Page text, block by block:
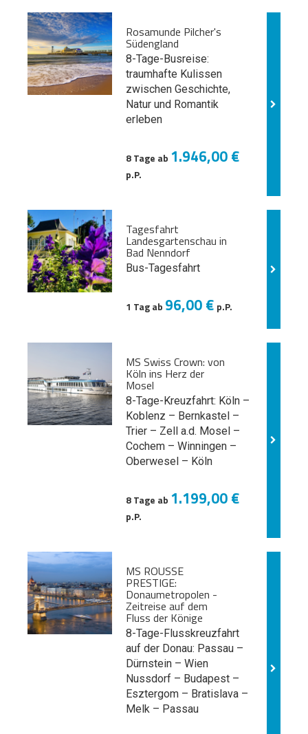
Rosamunde Pilcher's
Südengland
8-Tage-Busreise:
traumhafte Kulissen
zwischen Geschichte,
Natur und Romantik
erleben
8 Tage ab 1.946,00 €
p.P.
Tagesfahrt
Landesgartenschau in
Bad Nenndorf
Bus-Tagesfahrt
1 Tag ab 96,00 € p.P.
MS Swiss Crown: von
Köln ins Herz der
Mosel
8-Tage-Kreuzfahrt: Köln –
Koblenz – Bernkastel –
Trier – Zell a.d. Mosel –
Cochem – Winningen –
Oberwesel – Köln
8 Tage ab 1.199,00 €
p.P.
MS ROUSSE
PRESTIGE:
Donaumetropolen -
Zeitreise auf dem
Fluss der Könige
8-Tage-Flusskreuzfahrt
auf der Donau: Passau –
Dürnstein – Wien
Nussdorf – Budapest –
Esztergom – Bratislava –
Melk – Passau